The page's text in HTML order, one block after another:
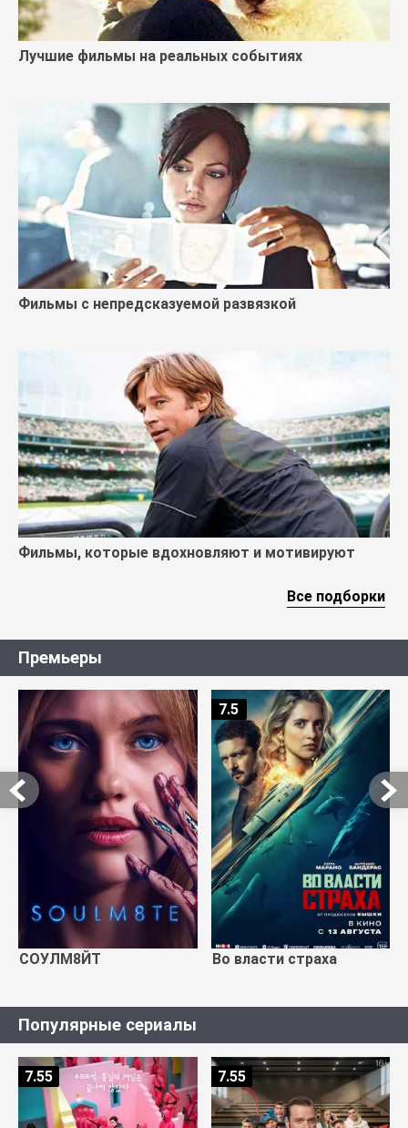
Лучшие фильмы на реальных событиях
Фильмы с непредсказуемой развязкой
Фильмы, которые вдохновляют и мотивируют
Все подборки
Премьеры
СОУЛМ8ЙТ Во власти страха
7.5
Популярные сериалы
7.55 7.55